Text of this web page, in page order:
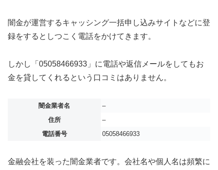
闇金が運営するキャッシング一括申し込みサイトなどに登
録をするとしつこく電話をかけてきます。
しかし「05058466933」に電話や返信メールをしてもお
金を貸してくれるという口コミはありません。
闇金業者名
–
住所
–
電話番号
05058466933
金融会社を装った闇金業者です。会社名や個人名は頻繁に